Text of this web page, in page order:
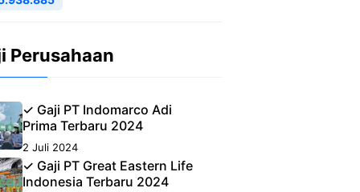
Perusahaan
✓ Gaji PT Indomarco Adi
Prima Terbaru 2024
2 Juli 2024
✓ Gaji PT Great Eastern Life
Indonesia Terbaru 2024